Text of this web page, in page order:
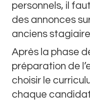
personnels, il
des annonces
anciens
Après la phase
préparation de
choisir le
chaque